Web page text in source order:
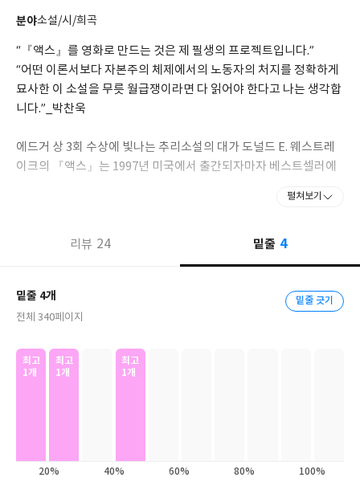
하며 전업작가로 활동할 것을 선언한 그는 지난 2008년 12월 작고
하기까지 48년 동안 리처드 스타크, 앨런 마샬, 새뮤얼 홀트 등 다양
한 필명으로 활동하였고, 로렌스 블록과 함께 셀던 로드라는 필명으
로 활동하기도 했다. 범죄소설, 특히 코믹 케이퍼 분야에서는 독보
적인 존재로 군림하였고, 역사소설, 미스터리 소설, SF 소설, 심지
어 레즈비언 로맨스 소설까지 분야를 가리지 않고 백 권도 넘는 작품
드거 상을 세 번이나 수상한 두 명의 작가 중 하나이기도 한 그는
1993년 미국 미스터리작가협회로부터 미스터리 작가 최고의 영예
작가인 애비게일 웨스트레이크와 함께 멕시코에서 휴가를 즐기던
에서 호평을 받아온 추리소설계의 전설이라 할 수 있는 작품이다. 특
히 한없이 소시민적인 안티히어로 ‘도트문더’는 끊임없이 후속작 출
간과 영화화 작업으로 이어지며 독자들의 사랑을 받았다. 이 작품은
으로 영화화되어 수많은 웃음과 연민, 공감을 자아냈다.
분야소설/시/희곡
“『액스』를 영화로 만드는 것은 제 필생의 프로젝트입니다.”
“어떤 이론서보다 자본주의 체제에서의 노동자의 처지를 정확하게
묘사한 이 소설을 무릇 월급쟁이라면 다 읽어야 한다고 나는 생각합
니다.”_박찬욱
에드거 상 3회 수상에 빛나는 추리소설의 대가 도널드 E. 웨스트레
이크의 『액스』는 1997년 미국에서 출간되자마자 베스트셀러에
자동화에 의해 정리해고를 당했던 수많은 노동자의 운명을 다룬 이
소설에 독자들이 깊이 공감했기 때문이다.
박찬욱 감독은 『액스』의 영화화를 ‘필생의 프로젝트’로 꼽았다.
이 공개적인 선언 이후 무려 17년이 지난 2025년 가을, 마침내,
이 세계적인 거장이 소설 속 어떤 부분에 매료되어 영화화를 결심했
는지 찾아보며 읽는 것도 아주 흥미로울 것이다.
펼쳐보기
리뷰 24 밑줄 4
밑줄 4개
전체 340페이지
밑줄 긋기
최고
1개
최고
1개
최고
1개
20% 40% 60% 80% 100%